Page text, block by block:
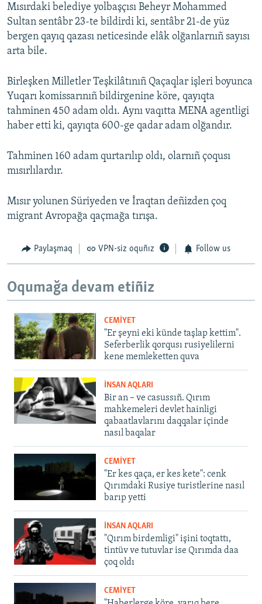
Mısırdaki belediye yolbaşçısı Beheyr Mohammed
Sultan sentâbr 23-te bildirdi ki, sentâbr 21-de yüz
bergen qayıq qazası neticesinde elâk olğanlarnıñ sayısı
arta bile.
Birleşken Milletler Teşkilâtınıñ Qaçaqlar işleri boyunca
Yuqarı komissarınıñ bildirgenine köre, qayıqta
tahminen 450 adam oldı. Aynı vaqıtta MENA agentligi
haber etti ki, qayıqta 600-ge qadar adam olğandır.
Tahminen 160 adam qurtarılıp oldı, olarnıñ çoqusı
mısırlılardır.
Mısır yolunen Süriyeden ve İraqtan deñizden çoq
migrant Avropağa qaçmağa tırışa.
Paylaşmaq VPN-siz oquñız Follow us
Oqumağa devam etiñiz
CEMİYET
"Er şeyni eki künde taşlap kettim".
Seferberlik qorqusı rusiyelilerni
kene memleketten quva
İNSAN AQLARI
Bir an – ve casussıñ. Qırım
mahkemeleri devlet hainligi
qabaatlavlarını daqqalar içinde
nasıl baqalar
CEMİYET
"Er kes qaça, er kes kete": cenk
Qırımdaki Rusiye turistlerine nasıl
barıp yetti
İNSAN AQLARI
"Qırım birdemligi" işini toqtattı,
tintüv ve tutuvlar ise Qırımda daa
çoq oldı
CEMİYET